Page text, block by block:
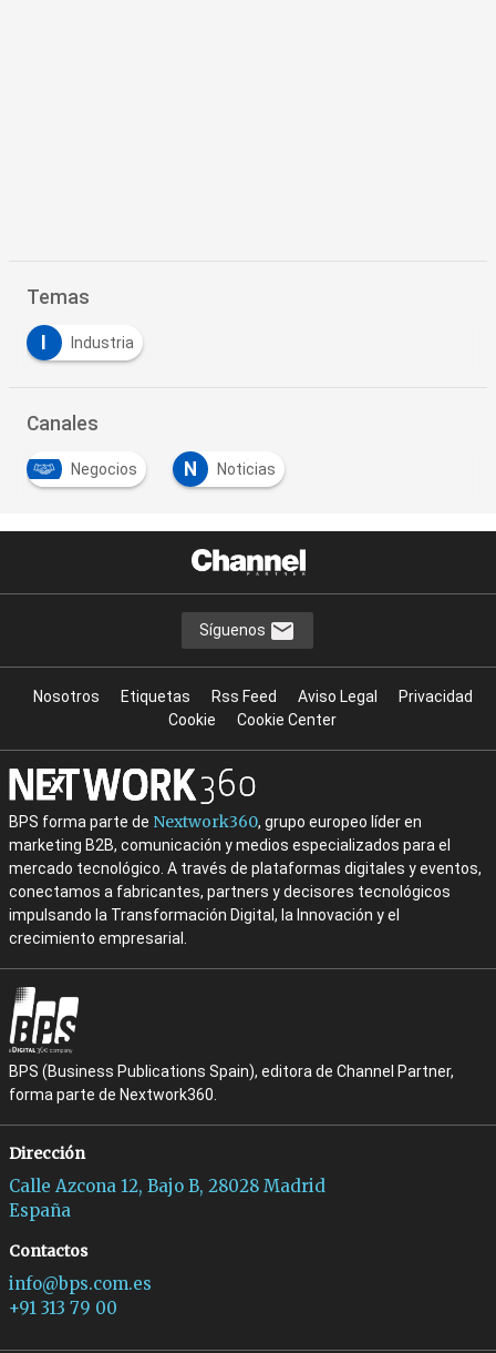
Temas
Industria
Canales
Negocios N Noticias
Síguenos
Nosotros Etiquetas Rss Feed Aviso Legal
Privacidad
Cookie
Cookie Center
BPS forma parte de Nextwork360, grupo europeo líder en
marketing B2B, comunicación y medios especializados para el
mercado tecnológico. A través de plataformas digitales y eventos,
conectamos a fabricantes, partners y decisores tecnológicos
impulsando la Transformación Digital, la Innovación y el
crecimiento empresarial.
BPS (Business Publications Spain), editora de Channel Partner,
forma parte de Nextwork360.
Dirección
Calle Azcona 12, Bajo B, 28028 Madrid
España
Contactos
info@bps.com.es
+91 313 79 00